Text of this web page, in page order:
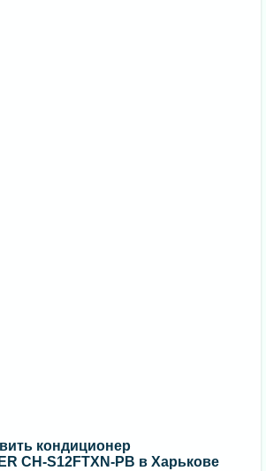
кондиционер
CH-S12FTXN-PB в Харькове